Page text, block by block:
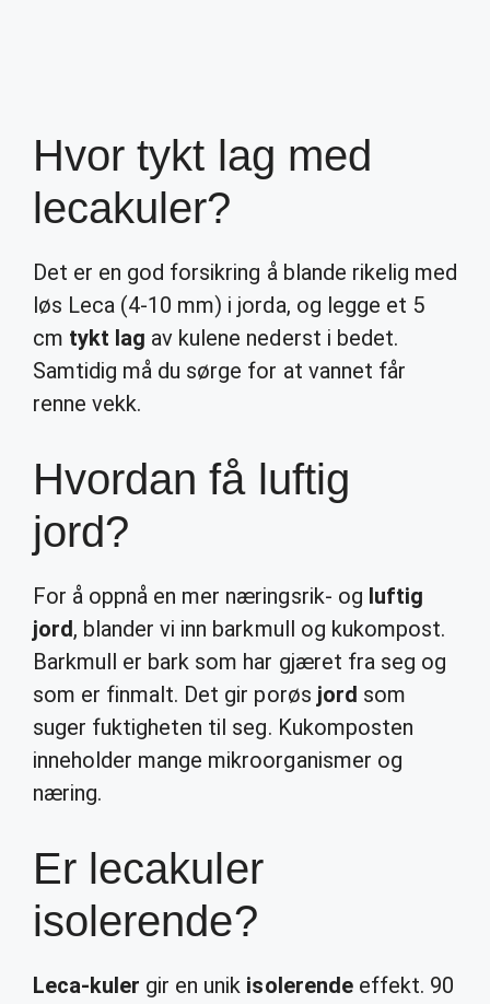
Hvor tykt lag med
lecakuler?
Det er en god forsikring å blande rikelig med
løs Leca (4-10 mm) i jorda, og legge et 5
cm tykt lag av kulene nederst i bedet.
Samtidig må du sørge for at vannet får
renne vekk.
Hvordan få luftig
jord?
For å oppnå en mer næringsrik- og luftig
jord, blander vi inn barkmull og kukompost.
Barkmull er bark som har gjæret fra seg og
som er finmalt. Det gir porøs jord som
suger fuktigheten til seg. Kukomposten
inneholder mange mikroorganismer og
næring.
Er lecakuler
isolerende?
Leca-kuler gir en unik isolerendeeffekt. 90